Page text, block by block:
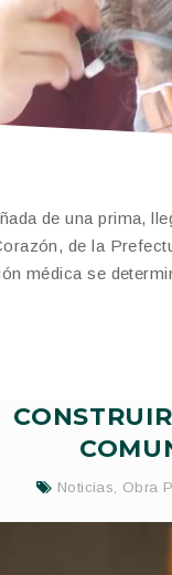
de una prima,
de la
médica se
Noticias, Obra